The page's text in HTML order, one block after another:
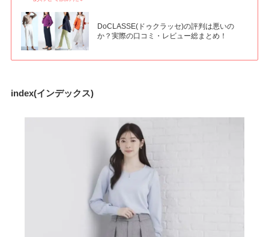
DoCLASSE(ドゥクラッセ)の評判は悪いの
か？実際の口コミ・レビュー総まとめ！
index(インデックス)